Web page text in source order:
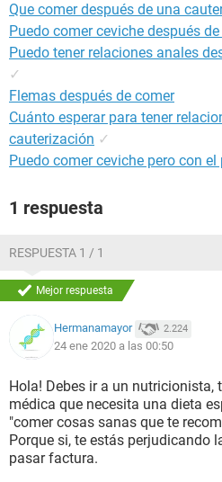
Que comer después de una
Puedo comer ceviche después
Puedo tener relaciones anales
✓
Flemas después de comer
Cuánto esperar para tener
cauterización ✓
Puedo comer ceviche pero con
1 respuesta
RESPUESTA 1 / 1
Mejor respuesta
Hermanamayor 2.224
24 ene 2020 a las 00:50
Hola! Debes ir a un nutricionista,
médica que necesita una dieta
"comer cosas sanas que te
Porque si, te estás perjudicando
pasar factura.